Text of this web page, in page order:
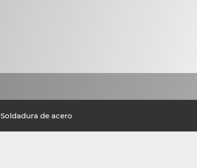
Soldadura de acero